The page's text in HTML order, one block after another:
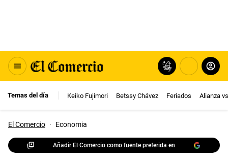
Temas del día Keiko Fujimori Betssy Chávez Feriados Alianza
El Comercio · Economia
Añadir El Comercio como fuente preferida en